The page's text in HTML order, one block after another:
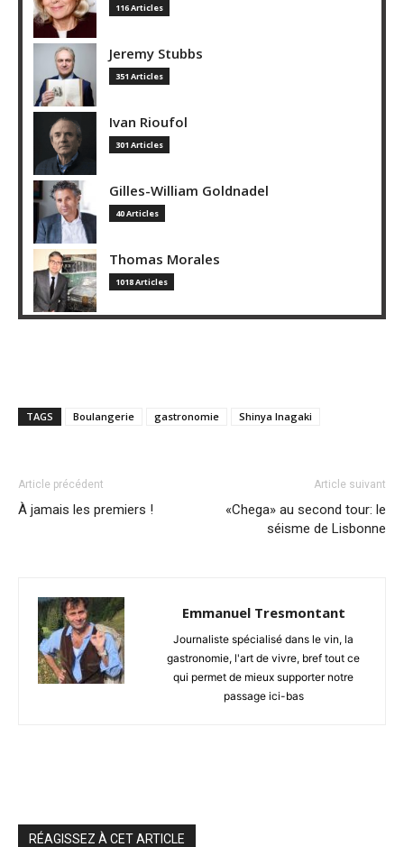
116 Articles
Jeremy Stubbs
351 Articles
Ivan Rioufol
301 Articles
Gilles-William Goldnadel
40 Articles
Thomas Morales
1018 Articles
TAGS Boulangerie gastronomie Shinya Inagaki
Article précédent
À jamais les premiers !
Article suivant
«Chega» au second tour: le
séisme de Lisbonne
Emmanuel Tresmontant
Journaliste spécialisé dans le vin, la
gastronomie, l'art de vivre, bref tout ce
qui permet de mieux supporter notre
passage ici-bas
RÉAGISSEZ À CET ARTICLE